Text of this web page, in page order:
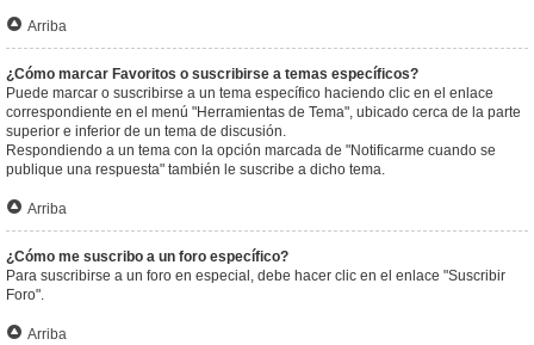
Arriba
¿Cómo marcar Favoritos o suscribirse a temas específicos?
Puede marcar o suscribirse a un tema específico haciendo clic en el enlace
correspondiente en el menú "Herramientas de Tema", ubicado cerca de la parte
superior e inferior de un tema de discusión.
Respondiendo a un tema con la opción marcada de "Notificarme cuando se
publique una respuesta" también le suscribe a dicho tema.
Arriba
¿Cómo me suscribo a un foro específico?
Para suscribirse a un foro en especial, debe hacer clic en el enlace "Suscribir
Foro".
Arriba